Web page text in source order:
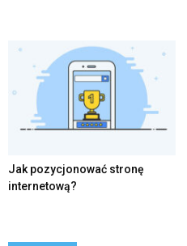
Jak pozycjonować stronę
internetową?